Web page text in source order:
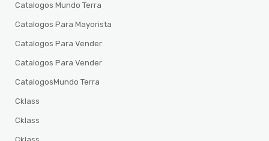
Catalogos Mundo Terra
Catalogos Para Mayorista
Catalogos Para Vender
Catalogos Para Vender
CatalogosMundo Terra
Cklass
Cklass